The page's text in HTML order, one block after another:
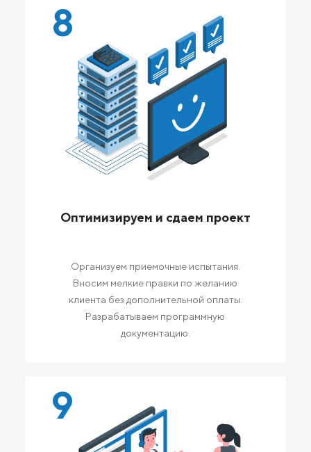
8
Оптимизируем и сдаем проект
Организуем приемочные испытания.
Вносим мелкие правки по желанию
клиента без дополнительной оплаты.
Разрабатываем программную
документацию.
9